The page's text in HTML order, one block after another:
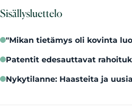
Sisällysluettelo
"Mikan tietämys oli kovinta
Patentit edesauttavat
Nykytilanne: Haasteita ja